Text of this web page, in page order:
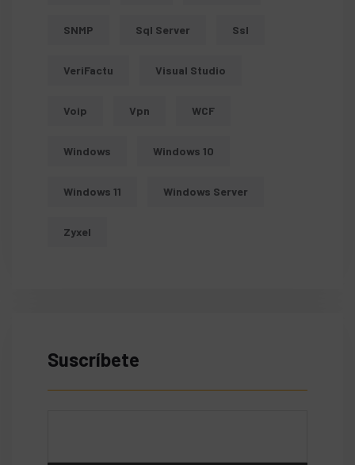
SNMP Sql Server Ssl
VeriFactu Visual Studio
Voip Vpn WCF
Windows Windows 10
Windows 11 Windows Server
Zyxel
Suscríbete